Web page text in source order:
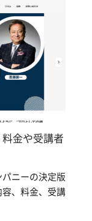
金や受講者
ニーの決定版
、料金、受講